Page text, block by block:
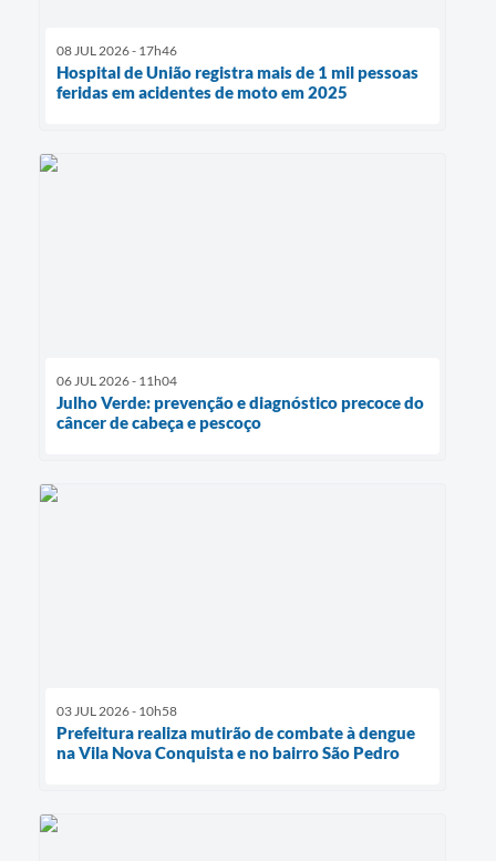
08 JUL 2026 - 17h46
Hospital de União registra mais de 1 mil pessoas
feridas em acidentes de moto em 2025
06 JUL 2026 - 11h04
Julho Verde: prevenção e diagnóstico precoce do
câncer de cabeça e pescoço
03 JUL 2026 - 10h58
Prefeitura realiza mutirão de combate à dengue
na Vila Nova Conquista e no bairro São Pedro